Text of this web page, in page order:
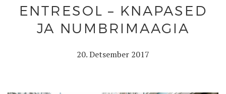
ENTRESOL – KNAPASED
JA NUMBRIMAAGIA
20. Detsember 2017